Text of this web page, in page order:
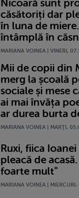
Nicoară sunt
căsătoriți dar
în luna de
întâmplă în
MARIANA VOINEA | VINERI,
Mii de copii din
merg la școală
sociale și mese
ai mai învăța
ar durea burta
MARIANA VOINEA | MARŢI,
Ruxi, fiica
pleacă de
foarte mult"
MARIANA VOINEA |